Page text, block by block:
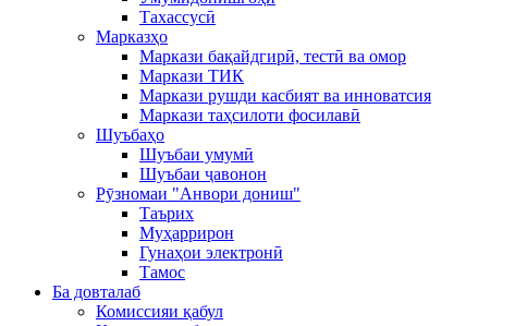
Тахассусӣ
Марказҳо
Маркази бақайдгирӣ, тестӣ ва омор
Маркази ТИК
Маркази рушди касбият ва инноватсия
Маркази таҳсилоти фосилавӣ
Шуъбаҳо
Шуъбаи умумӣ
Шуъбаи ҷавонон
Рӯзномаи "Анвори дониш"
Таърих
Муҳаррирон
Гунаҳои электронӣ
Тамос
Ба довталаб
Комиссияи қабул